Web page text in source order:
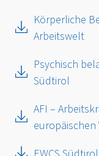
Körperliche
Arbeitswelt
Psychisch
Südtirol
AFI –
europäischen